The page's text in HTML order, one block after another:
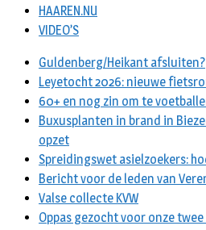
HAAREN.NU
VIDEO’S
Guldenberg/Heikant afsluiten?
Leyetocht 2026: nieuwe
60+ en nog zin om te
Buxusplanten in brand in
opzet
Spreidingswet asielzoekers:
Bericht voor de leden van
Valse collecte KVW
Oppas gezocht voor onze